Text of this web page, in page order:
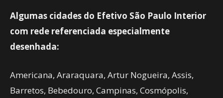
Algumas cidades do Efetivo São Paulo Interior
com rede referenciada especialmente
desenhada:
Americana, Araraquara, Artur Nogueira, Assis,
Barretos, Bebedouro, Campinas, Cosmópolis,